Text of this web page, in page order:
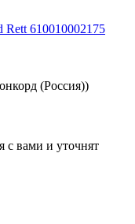
Rett 610010002175
(Россия))
с вами и уточнят